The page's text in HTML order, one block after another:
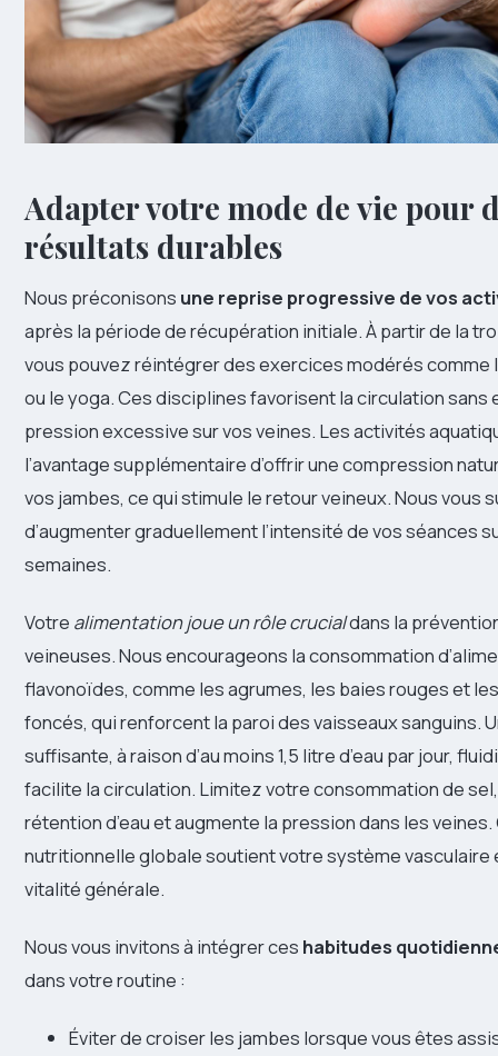
Adapter votre mode de vie pour
résultats durables
Nous préconisons une reprise progressive de vos
après la période de récupération initiale. À partir de la
vous pouvez réintégrer des exercices modérés comme
ou le yoga. Ces disciplines favorisent la circulation sans
pression excessive sur vos veines. Les activités
l’avantage supplémentaire d’offrir une compression
vos jambes, ce qui stimule le retour veineux. Nous vous
d’augmenter graduellement l’intensité de vos séances
semaines.
Votre alimentation joue un rôle crucialdans la
veineuses. Nous encourageons la consommation
flavonoïdes, comme les agrumes, les baies rouges et
foncés, qui renforcent la paroi des vaisseaux sanguins.
suffisante, à raison d’au moins 1,5 litre d’eau par jour,
facilite la circulation. Limitez votre consommation de
rétention d’eau et augmente la pression dans les
nutritionnelle globale soutient votre système vasculaire
vitalité générale.
Nous vous invitons à intégrer ces habitudes
dans votre routine :
Éviter de croiser les jambes lorsque vous êtes